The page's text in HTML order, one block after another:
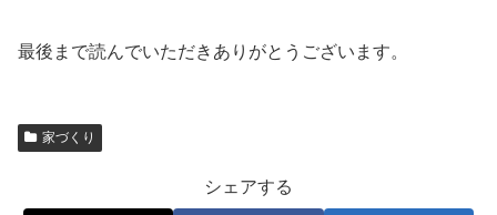
最後まで読んでいただきありがとうございます。
家づくり
シェアする